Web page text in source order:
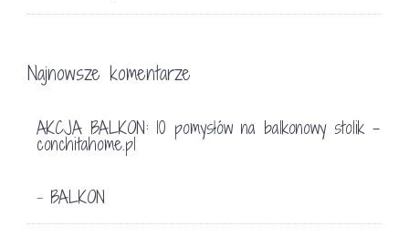
Najnowsze komentarze
AKCJA BALKON: 10 pomysłów na balkonowy stolik -
conchitahome.pl
- BALKON